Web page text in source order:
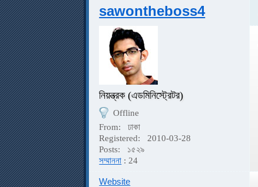
sawontheboss4
নিয়ন্ত্রক (এডমিনিস্ট্রেটর)
Offline
From:
ঢাকা
Registered:
2010-03-28
Posts:
১৫২৯
সম্মাননা : 24
Website